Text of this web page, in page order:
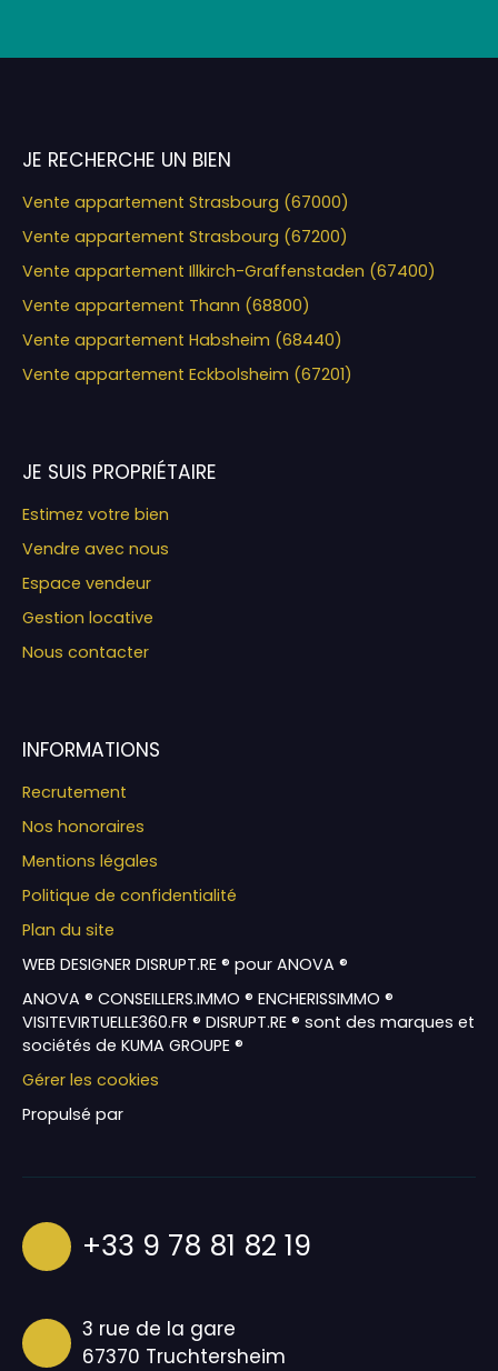
JE RECHERCHE UN BIEN
Vente appartement Strasbourg (67000)
Vente appartement Strasbourg (67200)
Vente appartement Illkirch-Graffenstaden (67400)
Vente appartement Thann (68800)
Vente appartement Habsheim (68440)
Vente appartement Eckbolsheim (67201)
JE SUIS PROPRIÉTAIRE
Estimez votre bien
Vendre avec nous
Espace vendeur
Gestion locative
Nous contacter
INFORMATIONS
Recrutement
Nos honoraires
Mentions légales
Politique de confidentialité
Plan du site
WEB DESIGNER DISRUPT.RE ® pour ANOVA ®
ANOVA ® CONSEILLERS.IMMO ® ENCHERISSIMMO ®
VISITEVIRTUELLE360.FR ® DISRUPT.RE ® sont des marques et
sociétés de KUMA GROUPE ®
Gérer les cookies
Propulsé par
+33 9 78 81 82 19
3 rue de la gare
67370 Truchtersheim